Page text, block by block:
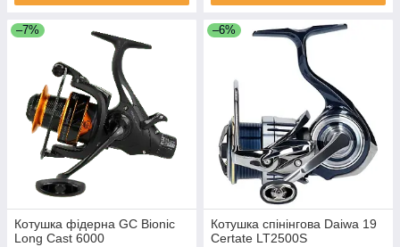
–7%
Котушка фідерна GC Bionic
Long Cast 6000
–6%
Котушка спінінгова Daiwa 19
Certate LT2500S